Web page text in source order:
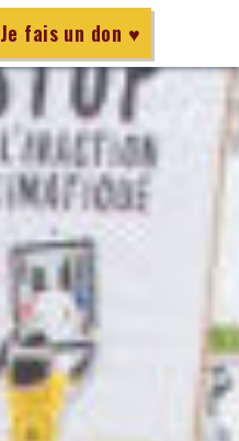
Je fais un don ♥